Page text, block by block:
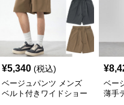
¥5,340 (税込)
ベージュパンツ メンズ
ベルト付きワイドショー
¥
ベー
薄手